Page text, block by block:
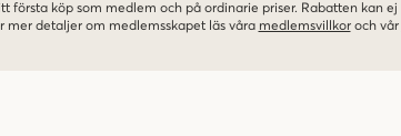
första köp som medlem och på ordinarie priser. Rabatten kan
mer detaljer om medlemsskapet läs våra medlemsvillkor och vår